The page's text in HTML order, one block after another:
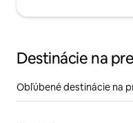
Destinácie na
Obľúbené destinácie na